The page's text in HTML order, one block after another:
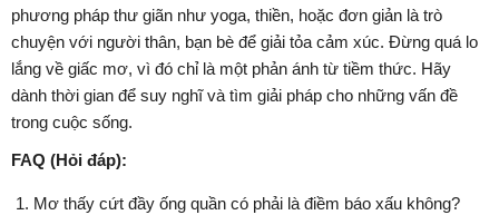
phương pháp thư giãn như yoga, thiền, hoặc đơn giản là trò
chuyện với người thân, bạn bè để giải tỏa cảm xúc. Đừng quá lo
lắng về giấc mơ, vì đó chỉ là một phản ánh từ tiềm thức. Hãy
dành thời gian để suy nghĩ và tìm giải pháp cho những vấn đề
trong cuộc sống.
FAQ (Hỏi đáp):
Mơ thấy cứt đầy ống quần có phải là điềm báo xấu không?